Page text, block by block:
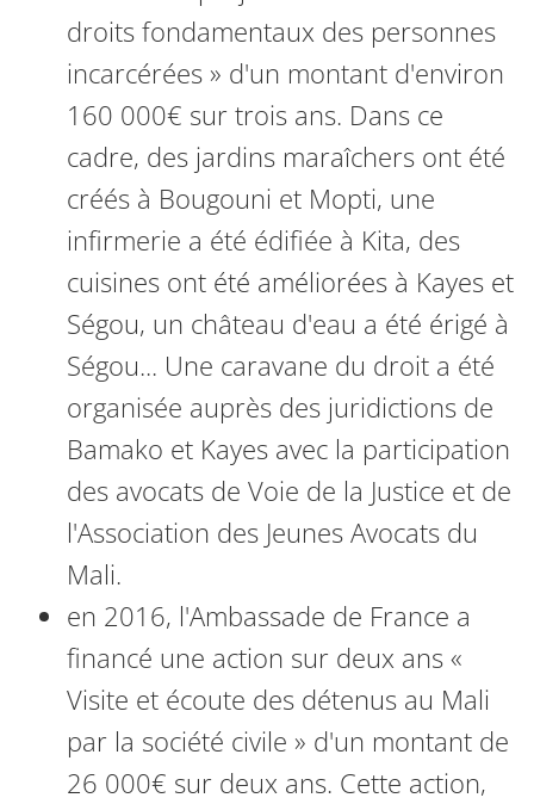
droits fondamentaux des personnes
incarcérées » d'un montant d'environ
160 000€ sur trois ans. Dans ce
cadre, des jardins maraîchers ont été
créés à Bougouni et Mopti, une
infirmerie a été édifiée à Kita, des
cuisines ont été améliorées à Kayes et
Ségou, un château d'eau a été érigé à
Ségou... Une caravane du droit a été
organisée auprès des juridictions de
Bamako et Kayes avec la participation
des avocats de Voie de la Justice et de
l'Association des Jeunes Avocats du
Mali.
en 2016, l'Ambassade de France a
financé une action sur deux ans «
Visite et écoute des détenus au Mali
par la société civile » d'un montant de
26 000€ sur deux ans. Cette action,